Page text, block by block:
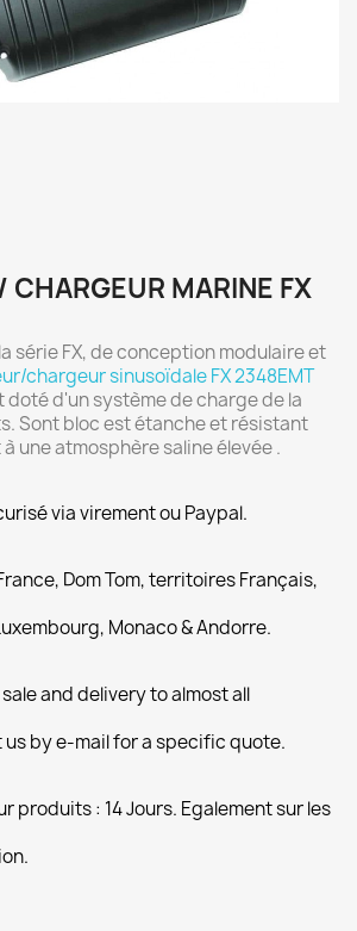
CHARGEUR MARINE FX
série FX, de conception modulaire et
chargeur sinusoïdale FX 2348EMT
doté d'un système de charge de la
Sont bloc est étanche et résistant
une atmosphère saline élevée .
via virement ou Paypal.
Dom Tom, territoires Français,
Monaco & Andorre.
and delivery to almost all
by e-mail for a specific quote.
produits : 14 Jours. Egalement sur les